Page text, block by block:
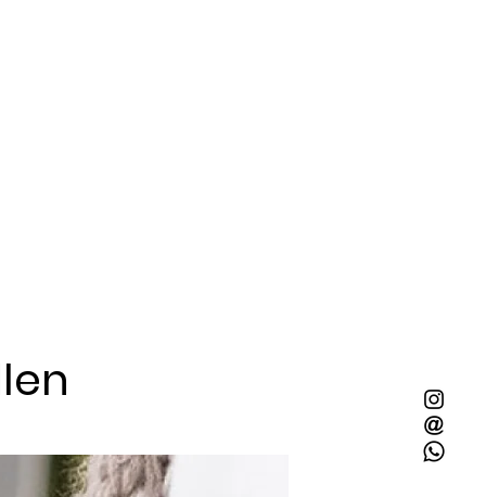
pflegeleicht und trocknet
mit klarem Wasser abspülen,
und Lieferzeiten findest du
Mit 2x Quietschie